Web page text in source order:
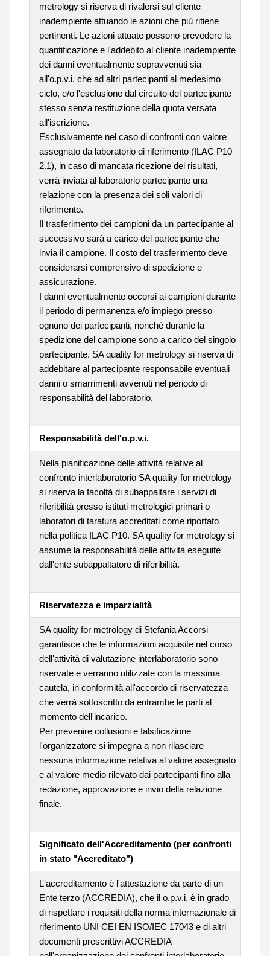
metrology si riserva di rivalersi sul cliente
inadempiente attuando le azioni che più ritiene
pertinenti. Le azioni attuate possono prevedere la
quantificazione e l'addebito al cliente inadempiente
dei danni eventualmente sopravvenuti sia
all'o.p.v.i. che ad altri partecipanti al medesimo
ciclo, e/o l'esclusione dal circuito del partecipante
stesso senza restituzione della quota versata
all'iscrizione.
Esclusivamente nel caso di confronti con valore
assegnato da laboratorio di riferimento (ILAC P10
2.1), in caso di mancata ricezione dei risultati,
verrà inviata al laboratorio partecipante una
relazione con la presenza dei soli valori di
riferimento.
Il trasferimento dei campioni da un partecipante al
successivo sarà a carico del partecipante che
invia il campione. Il costo del trasferimento deve
considerarsi comprensivo di spedizione e
assicurazione.
I danni eventualmente occorsi ai campioni durante
il periodo di permanenza e/o impiego presso
ognuno dei partecipanti, nonché durante la
spedizione del campione sono a carico del singolo
partecipante. SA quality for metrology si riserva di
addebitare al partecipante responsabile eventuali
danni o smarrimenti avvenuti nel periodo di
responsabilità del laboratorio.
Responsabilità dell'o.p.v.i.
Nella pianificazione delle attività relative al
confronto interlaboratorio SA quality for metrology
si riserva la facoltà di subappaltare i servizi di
riferibilità presso istituti metrologici primari o
laboratori di taratura accreditati come riportato
nella politica ILAC P10. SA quality for metrology si
assume la responsabilità delle attività eseguite
dall'ente subappaltatore di riferibilità.
Riservatezza e imparzialità
SA quality for metrology di Stefania Accorsi
garantisce che le informazioni acquisite nel corso
dell'attività di valutazione interlaboratorio sono
riservate e verranno utilizzate con la massima
cautela, in conformità all'accordo di riservatezza
che verrà sottoscritto da entrambe le parti al
momento dell'incarico.
Per prevenire collusioni e falsificazione
l'organizzatore si impegna a non rilasciare
nessuna informazione relativa al valore assegnato
e al valore medio rilevato dai partecipanti fino alla
redazione, approvazione e invio della relazione
finale.
Significato dell'Accreditamento (per confronti
in stato "Accreditato")
L'accreditamento è l'attestazione da parte di un
Ente terzo (ACCREDIA), che il o.p.v.i. è in grado
di rispettare i requisiti della norma internazionale di
riferimento UNI CEI EN ISO/IEC 17043 e di altri
documenti prescrittivi ACCREDIA